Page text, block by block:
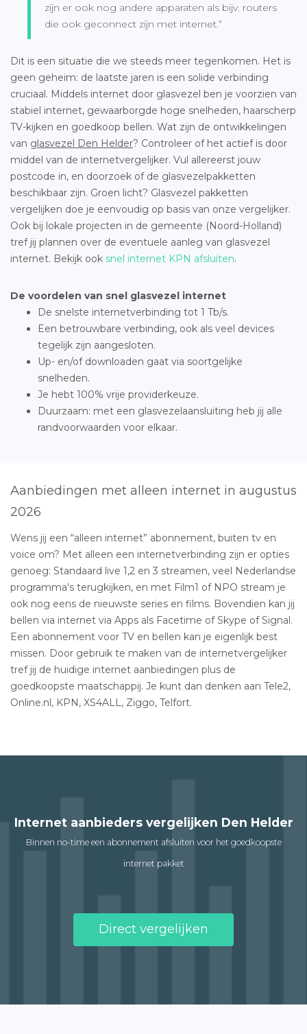
zijn er ook nog andere apparaten als bijv. routers
die ook geconnect zijn met internet.”
Dit is een situatie die we steeds meer tegenkomen. Het is
geen geheim: de laatste jaren is een solide verbinding
cruciaal. Middels internet door glasvezel ben je voorzien van
stabiel internet, gewaarborgde hoge snelheden, haarscherp
TV-kijken en goedkoop bellen. Wat zijn de ontwikkelingen
van glasvezel Den Helder? Controleer of het actief is door
middel van de internetvergelijker. Vul allereerst jouw
postcode in, en doorzoek of de glasvezelpakketten
beschikbaar zijn. Groen licht? Glasvezel pakketten
vergelijken doe je eenvoudig op basis van onze vergelijker.
Ook bij lokale projecten in de gemeente (Noord-Holland)
tref jij plannen over de eventuele aanleg van glasvezel
internet. Bekijk ook snel internet KPN afsluiten.
De voordelen van snel glasvezel internet
De snelste internetverbinding tot 1 Tb/s.
Een betrouwbare verbinding, ook als veel devices
tegelijk zijn aangesloten.
Up- en/of downloaden gaat via soortgelijke
snelheden.
Je hebt 100% vrije providerkeuze.
Duurzaam: met een glasvezelaansluiting heb jij alle
randvoorwaarden voor elkaar.
Aanbiedingen met alleen internet in augustus
2026
Wens jij een “alleen internet” abonnement, buiten tv en
voice om? Met alleen een internetverbinding zijn er opties
genoeg: Standaard live 1,2 en 3 streamen, veel Nederlandse
programma’s terugkijken, en met Film1 of NPO stream je
ook nog eens de nieuwste series en films. Bovendien kan jij
bellen via internet via Apps als Facetime of Skype of Signal.
Een abonnement voor TV en bellen kan je eigenlijk best
missen. Door gebruik te maken van de internetvergelijker
tref jij de huidige internet aanbiedingen plus de
goedkoopste maatschappij. Je kunt dan denken aan Tele2,
Online.nl, KPN, XS4ALL, Ziggo, Telfort.
Internet aanbieders vergelijken Den Helder
Binnen no-time een abonnement afsluiten voor het goedkoopste
internet pakket
Direct vergelijken